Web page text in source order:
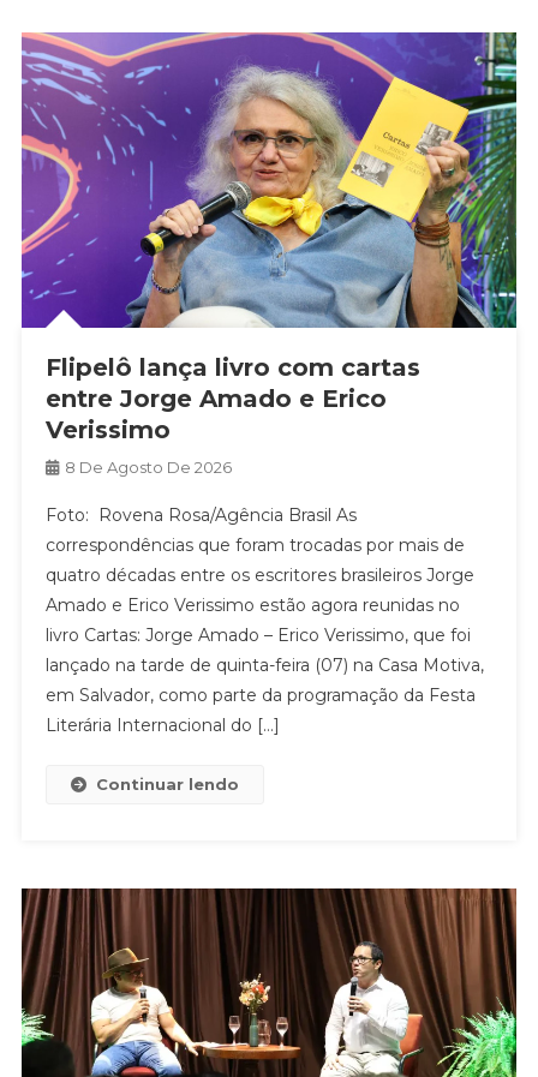
Flipelô lança livro com cartas
entre Jorge Amado e Erico
Verissimo
8 De Agosto De 2026
Foto: Rovena Rosa/Agência Brasil As
correspondências que foram trocadas por mais de
quatro décadas entre os escritores brasileiros Jorge
Amado e Erico Verissimo estão agora reunidas no
livro Cartas: Jorge Amado – Erico Verissimo, que foi
lançado na tarde de quinta-feira (07) na Casa Motiva,
em Salvador, como parte da programação da Festa
Literária Internacional do […]
Continuar lendo